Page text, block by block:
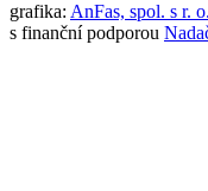
grafika: AnFas, spol. s r. o.
s finanční podporou